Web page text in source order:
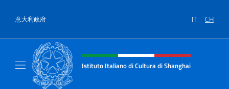
意大利政府 IT CH
标题站点、社交和菜单
Istituto Italiano di Cultura di Shanghai